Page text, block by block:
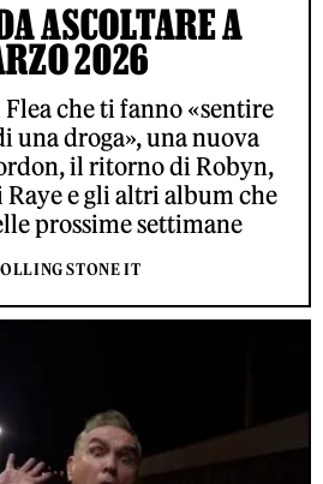
ASCOLTARE A
2026
che ti fanno «sentire
una droga», una nuova
il ritorno di Robyn,
Raye e gli altri album che
prossime settimane
STONE IT